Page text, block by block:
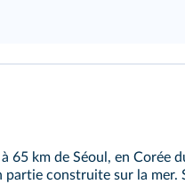
65 km de Séoul, en Corée
partie construite sur la mer.